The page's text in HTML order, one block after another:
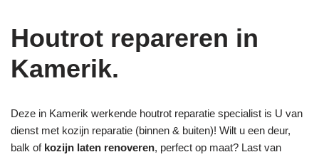
Houtrot repareren in
Kamerik.
Deze in Kamerik werkende houtrot reparatie specialist is U van
dienst met kozijn reparatie (binnen & buiten)! Wilt u een deur,
balk of kozijn laten renoveren, perfect op maat? Last van